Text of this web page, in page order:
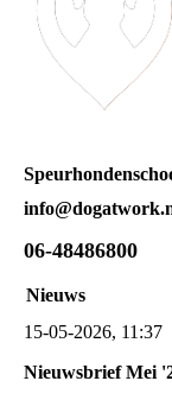
06-48486800
Nieuws
15-05-2026, 11:37
Nieuwsbrief Mei